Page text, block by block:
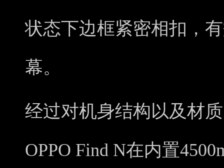
状态下边框紧密相扣，
幕。
经过对机身结构以及材
OPPO Find N在内置